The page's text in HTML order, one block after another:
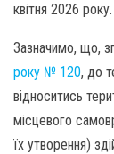
квітня 2026 року.
Зазначимо, що,
року № 120, до
відноситись
місцевого
їх утворення)